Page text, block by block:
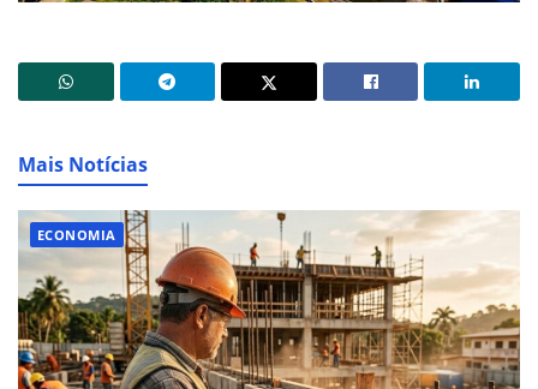
Mais Notícias
ECONOMIA